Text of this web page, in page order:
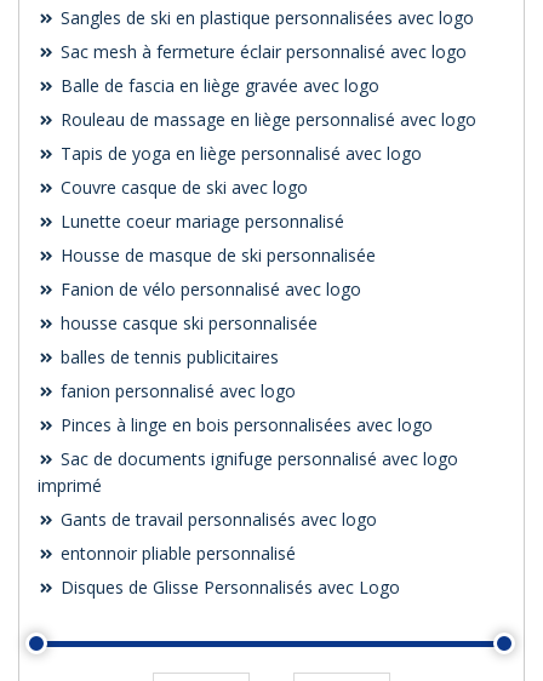
Sangles de ski en plastique personnalisées avec logo
Sac mesh à fermeture éclair personnalisé avec logo
Balle de fascia en liège gravée avec logo
Rouleau de massage en liège personnalisé avec logo
Tapis de yoga en liège personnalisé avec logo
Couvre casque de ski avec logo
Lunette coeur mariage personnalisé
Housse de masque de ski personnalisée
Fanion de vélo personnalisé avec logo
housse casque ski personnalisée
balles de tennis publicitaires
fanion personnalisé avec logo
Pinces à linge en bois personnalisées avec logo
Sac de documents ignifuge personnalisé avec logo
imprimé
Gants de travail personnalisés avec logo
entonnoir pliable personnalisé
Disques de Glisse Personnalisés avec Logo